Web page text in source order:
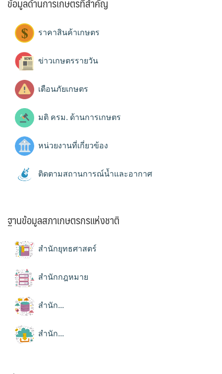
ราคาสินค้าเกษตร
ข่าวเกษตรรายวัน
เตือนภัยเกษตร
มติ ครม. ด้านการเกษตร
หน่วยงานที่เกี่ยวข้อง
ติดตามสถานการณ์น้ำและอากาศ
ฐานข้อมูลสภาเกษตรกรแห่งชาติ
สำนักยุทธศาสตร์
สำนักกฎหมาย
สำนัก...
สำนัก...